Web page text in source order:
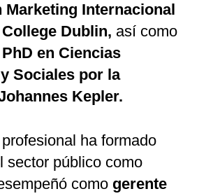
Marketing Internacional
Dublin, así como
en Ciencias
Sociales por la
Kepler.
ha formado
sector público como
como gerente